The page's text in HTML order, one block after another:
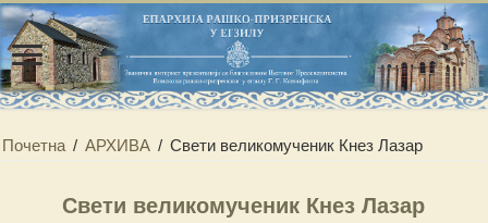
Почетна / АРХИВА / Свети великомученик Кнез Лазар
Свети великомученик Кнез Лазар